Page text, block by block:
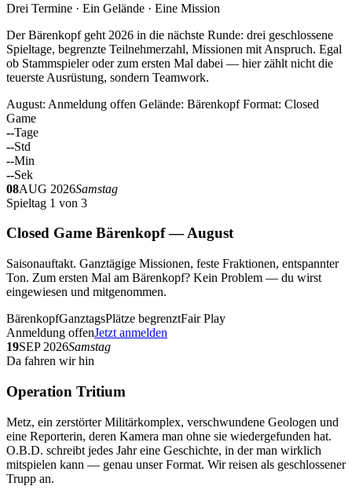
Drei Termine · Ein Gelände · Eine Mission
Der Bärenkopf geht 2026 in die nächste Runde: drei geschlossene
Spieltage, begrenzte Teilnehmerzahl, Missionen mit Anspruch. Egal
ob Stammspieler oder zum ersten Mal dabei — hier zählt nicht die
teuerste Ausrüstung, sondern Teamwork.
August: Anmeldung offen Gelände: Bärenkopf Format: Closed
Game
--Tage
--Std
--Min
--Sek
08AUG 2026Samstag
Spieltag 1 von 3
Closed Game Bärenkopf — August
Saisonauftakt. Ganztägige Missionen, feste Fraktionen, entspannter
Ton. Zum ersten Mal am Bärenkopf? Kein Problem — du wirst
eingewiesen und mitgenommen.
BärenkopfGanztagsPlätze begrenztFair Play
Anmeldung offenJetzt anmelden
19SEP 2026Samstag
Da fahren wir hin
Operation Tritium
Metz, ein zerstörter Militärkomplex, verschwundene Geologen und
eine Reporterin, deren Kamera man ohne sie wiedergefunden hat.
O.B.D. schreibt jedes Jahr eine Geschichte, in der man wirklich
mitspielen kann — genau unser Format. Wir reisen als geschlossener
Trupp an.